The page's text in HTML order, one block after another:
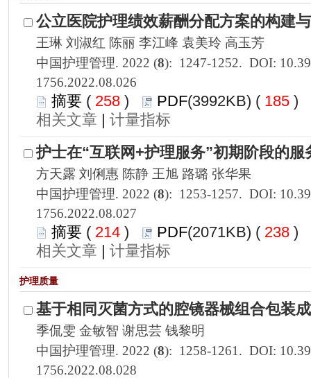
1756.2022.08.026
258 ) 185 )
|
1756.2022.08.027
214 ) 238 )
|
1756.2022.08.028